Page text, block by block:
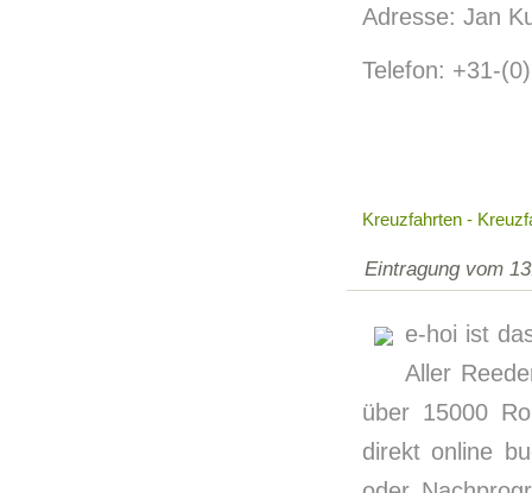
Adresse: Jan
Telefon: +31-
Kreuzfahrten -
Eintragung vom
e-hoi ist
Aller
über 15000
direkt online